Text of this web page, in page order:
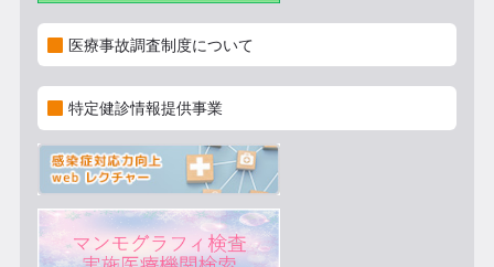
医療事故調査制度について
特定健診情報提供事業